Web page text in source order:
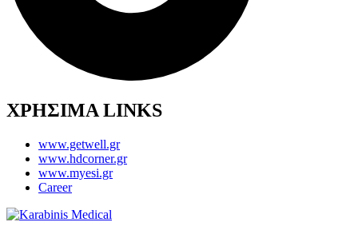
ΧΡΗΣΙΜΑ LINKS
www.getwell.gr
www.hdcorner.gr
www.myesi.gr
Career